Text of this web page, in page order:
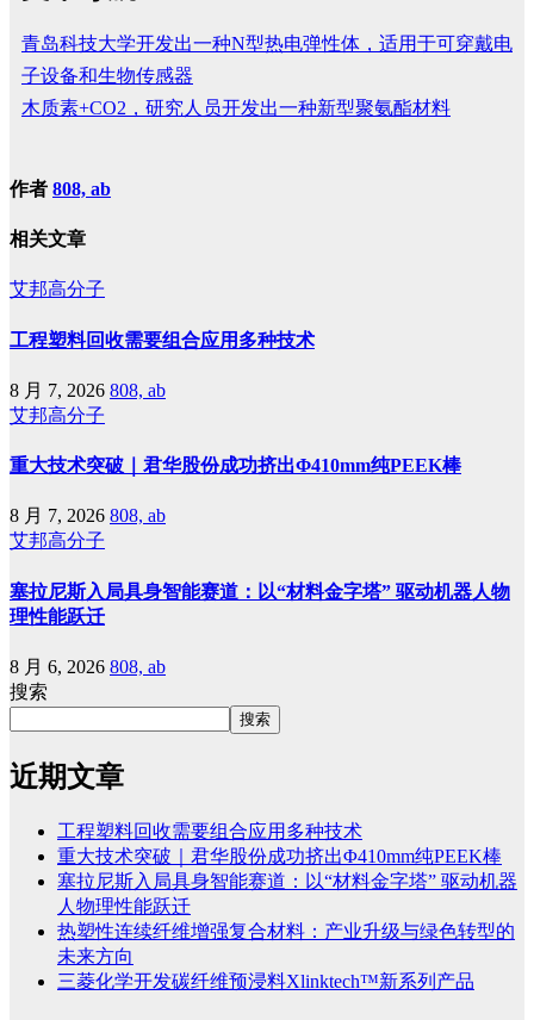
青岛科技大学开发出一种N型热电弹性体，适用于可穿戴电
子设备和生物传感器
木质素+CO2，研究人员开发出一种新型聚氨酯材料
作者 808, ab
相关文章
艾邦高分子
工程塑料回收需要组合应用多种技术
8 月 7, 2026 808, ab
艾邦高分子
重大技术突破｜君华股份成功挤出Φ410mm纯PEEK棒
8 月 7, 2026 808, ab
艾邦高分子
塞拉尼斯入局具身智能赛道：以“材料金字塔” 驱动机器人物
理性能跃迁
8 月 6, 2026 808, ab
搜索
搜索
近期文章
工程塑料回收需要组合应用多种技术
重大技术突破｜君华股份成功挤出Φ410mm纯PEEK棒
塞拉尼斯入局具身智能赛道：以“材料金字塔” 驱动机器
人物理性能跃迁
热塑性连续纤维增强复合材料：产业升级与绿色转型的
未来方向
三菱化学开发碳纤维预浸料Xlinktech™新系列产品